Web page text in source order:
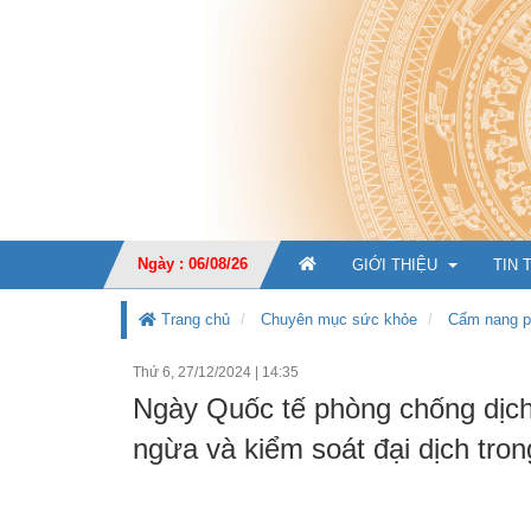
Ngày : 06/08/26 GIỚI THIỆU
CHỨC NĂNG, NHIỆM
TỔ CHỨC BỘ MÁYBan
TIN
Trang chủ Chuyên mục sức khỏe Cẩm nang
Thứ 6, 27/12/2024 | 14:35
Ngày Quốc tế phòng chống
ngừa và kiểm soát đại dịch